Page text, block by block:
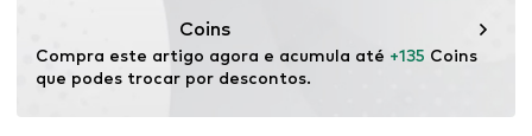
Coins
Compra este artigo agora e acumula até +135 Coins
que podes trocar por descontos.